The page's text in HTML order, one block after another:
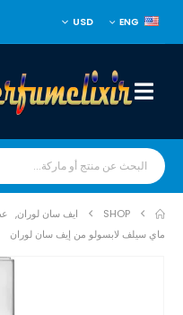
ENG
USD
SHOP ايف سان لوران,
ماي سيلف لابسولو من إيف سان لوران